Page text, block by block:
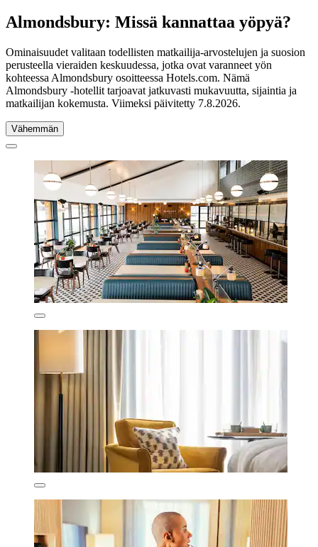
Almondsbury: Missä kannattaa yöpyä?
Ominaisuudet valitaan todellisten matkailija-arvostelujen ja suosion
perusteella vieraiden keskuudessa, jotka ovat varanneet yön
kohteessa Almondsbury osoitteessa Hotels.com. Nämä
Almondsbury -hotellit tarjoavat jatkuvasti mukavuutta, sijaintia ja
matkailijan kokemusta. Viimeksi päivitetty 7.8.2026.
Vähemmän